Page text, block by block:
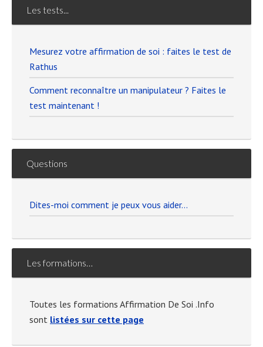
Les tests...
Mesurez votre affirmation de soi : faites le test de
Rathus
Comment reconnaître un manipulateur ? Faites le
test maintenant !
Questions
Dites-moi comment je peux vous aider…
Les formations…
Toutes les formations Affirmation De Soi .Info
sont listées sur cette page